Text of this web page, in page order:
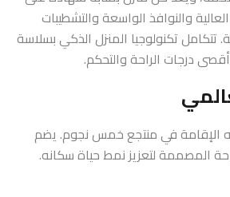
والنوافذ الواسعة والتشطيبات
تتكامل تكنولوجيا المنزل الذكي بسلاسة
درجات الراحة والتحكم.
الإقامة في منتجع خمس نجوم. يضم
المصممة لتعزيز نمط حياة سكانه.